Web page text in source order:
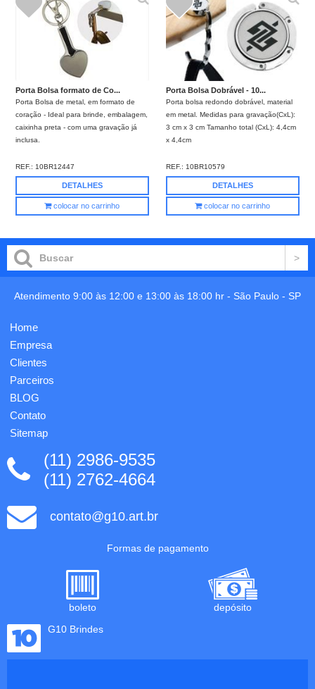
Porta Bolsa formato de Co...
Porta Bolsa de metal, em formato de
coração - Ideal para brinde, embalagem,
caixinha preta - com uma gravação já
inclusa.
REF.: 10BR12447
DETALHES
colocar no carrinho
Porta Bolsa Dobrável - 10...
Porta bolsa redondo dobrável, material
em metal. Medidas para gravação(CxL):
3 cm x 3 cm Tamanho total (CxL): 4,4cm
x 4,4cm
REF.: 10BR10579
DETALHES
colocar no carrinho
Atendimento 9:00 às 12:00 e 13:00 às 18:00 hr - São Paulo - SP
Home
Empresa
Clientes
Parceiros
BLOG
Contato
Sitemap
(11) 2986-9535
(11) 2762-4664
contato@g10.art.br
Formas de pagamento
boleto
depósito
G10 Brindes